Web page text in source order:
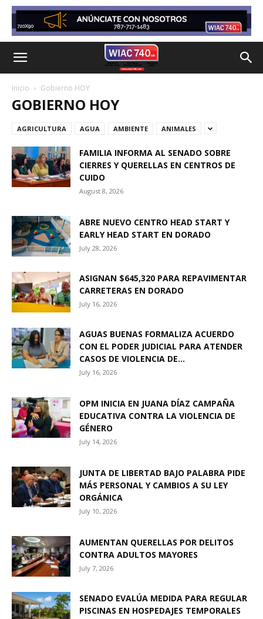
Inicio Gobierno HOY
GOBIERNO HOY
AGRICULTURA AGUA AMBIENTE ANIMALES
FAMILIA INFORMA AL SENADO SOBRE
CIERRES Y QUERELLAS EN CENTROS DE
CUIDO
August 8, 2026
ABRE NUEVO CENTRO HEAD START Y
EARLY HEAD START EN DORADO
July 28, 2026
ASIGNAN $645,320 PARA REPAVIMENTAR
CARRETERAS EN DORADO
July 16, 2026
AGUAS BUENAS FORMALIZA ACUERDO
CON EL PODER JUDICIAL PARA ATENDER
CASOS DE VIOLENCIA DE...
July 16, 2026
OPM INICIA EN JUANA DÍAZ CAMPAÑA
EDUCATIVA CONTRA LA VIOLENCIA DE
GÉNERO
July 14, 2026
JUNTA DE LIBERTAD BAJO PALABRA PIDE
MÁS PERSONAL Y CAMBIOS A SU LEY
ORGÁNICA
July 10, 2026
AUMENTAN QUERELLAS POR DELITOS
CONTRA ADULTOS MAYORES
July 7, 2026
SENADO EVALÚA MEDIDA PARA REGULAR
PISCINAS EN HOSPEDAJES TEMPORALES